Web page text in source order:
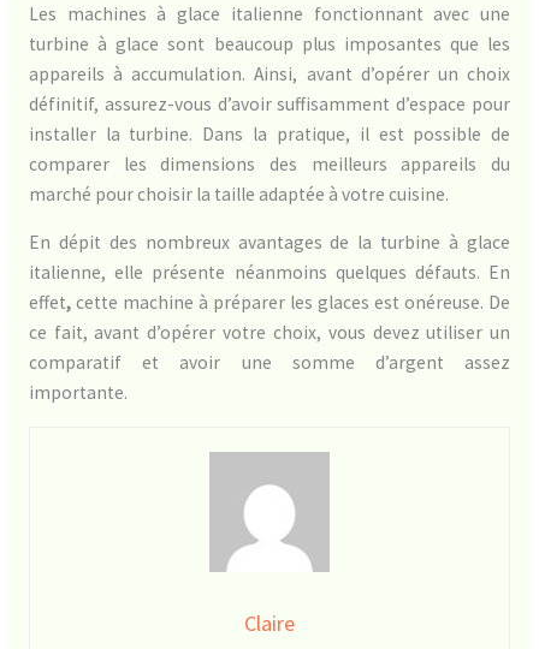
Les machines à glace italienne fonctionnant avec une
turbine à glace sont beaucoup plus imposantes que les
appareils à accumulation. Ainsi, avant d’opérer un choix
définitif, assurez-vous d’avoir suffisamment d’espace pour
installer la turbine. Dans la pratique, il est possible de
comparer les dimensions des meilleurs appareils du
marché pour choisir la taille adaptée à votre cuisine.
En dépit des nombreux avantages de la turbine à glace
italienne, elle présente néanmoins quelques défauts. En
effet, cette machine à préparer les glaces est onéreuse. De
ce fait, avant d’opérer votre choix, vous devez utiliser un
comparatif et avoir une somme d’argent assez
importante.
Claire